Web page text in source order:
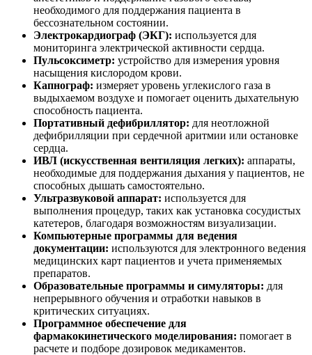
необходимого для поддержания пациента в
бессознательном состоянии.
Электрокардиограф (ЭКГ): используется для
мониторинга электрической активности сердца.
Пульсоксиметр: устройство для измерения уровня
насыщения кислородом крови.
Капнограф: измеряет уровень углекислого газа в
выдыхаемом воздухе и помогает оценить дыхательную
способность пациента.
Портативный дефибриллятор: для неотложной
дефибрилляции при сердечной аритмии или остановке
сердца.
ИВЛ (искусственная вентиляция легких): аппараты,
необходимые для поддержания дыхания у пациентов, не
способных дышать самостоятельно.
Ультразвуковой аппарат: используется для
выполнения процедур, таких как установка сосудистых
катетеров, благодаря возможностям визуализации.
Компьютерные программы для ведения
документации: используются для электронного ведения
медицинских карт пациентов и учета применяемых
препаратов.
Образовательные программы и симуляторы: для
непрерывного обучения и отработки навыков в
критических ситуациях.
Программное обеспечение для
фармакокинетического моделирования: помогает в
расчете и подборе дозировок медикаментов.